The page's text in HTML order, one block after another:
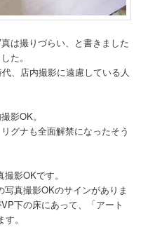
は撮りづらい、と書きました
た。
、店内撮影に遠慮している人
影OK。
グナも全面解禁になったそう
影OKです。
真撮影OKのサインがありま
下の床にあって、「アート
。